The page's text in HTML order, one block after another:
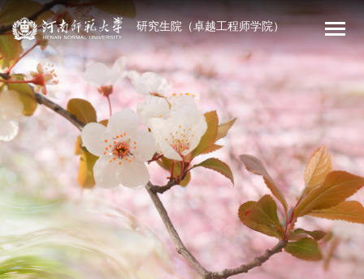
研究生院（卓越工程师学院）